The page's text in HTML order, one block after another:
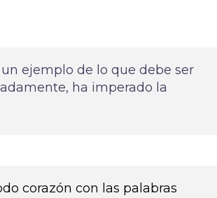
ejemplo de lo que debe ser
ha imperado la
corazón con las palabras